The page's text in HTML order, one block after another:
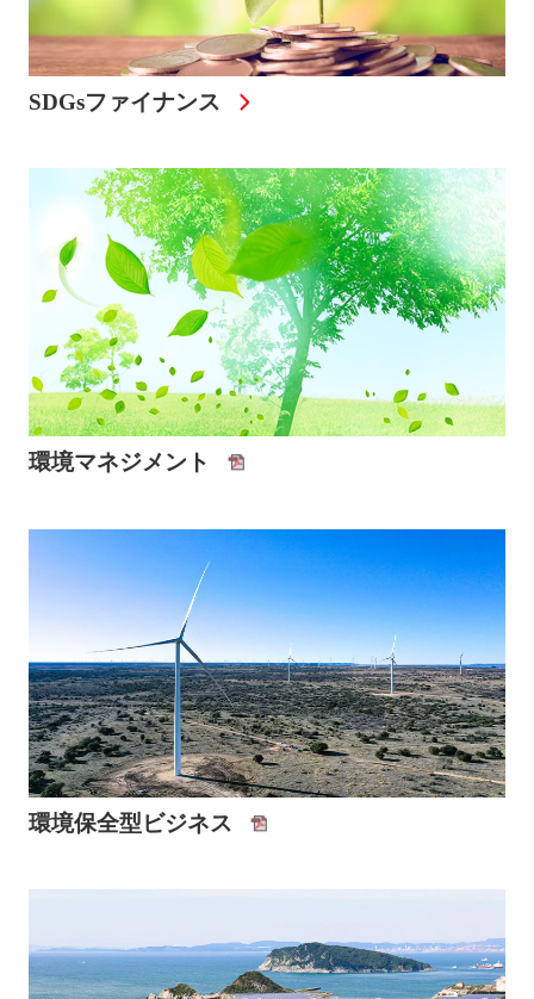
SDGsファイナンス
環境マネジメント
環境保全型ビジネス